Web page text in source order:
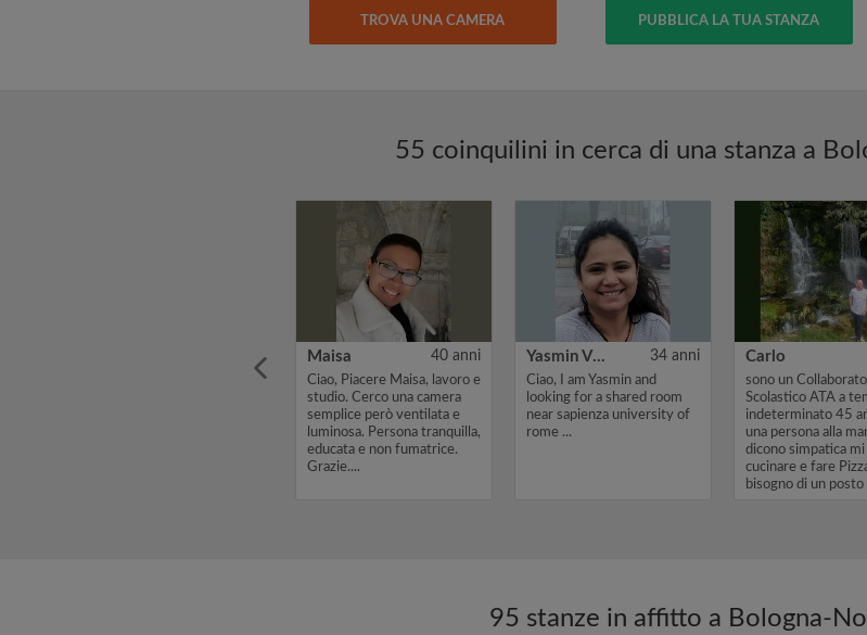
TROVA UNA CAMERA PUBBLICA LA TUA STANZA
55 coinquilini in cerca di una stanza a
Maisa 40 anni
Ciao, Piacere Maisa, lavoro e
studio. Cerco una camera
semplice però ventilata e
luminosa. Persona tranquilla,
educata e non fumatrice.
Grazie....
Yasmin Vhora 34 anni
Ciao, I am Yasmin and
looking for a shared room
near sapienza university of
rome ...
Carlo
sono un
Scolastico ATA a
indeterminato 45
una persona alla
dicono simpatica mi
cucinare e fare
bisogno di un posto
95 stanze in affitto a Bologna-